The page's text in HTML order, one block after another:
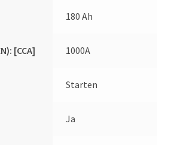
180 Ah
[CCA] 1000A
Starten
Ja